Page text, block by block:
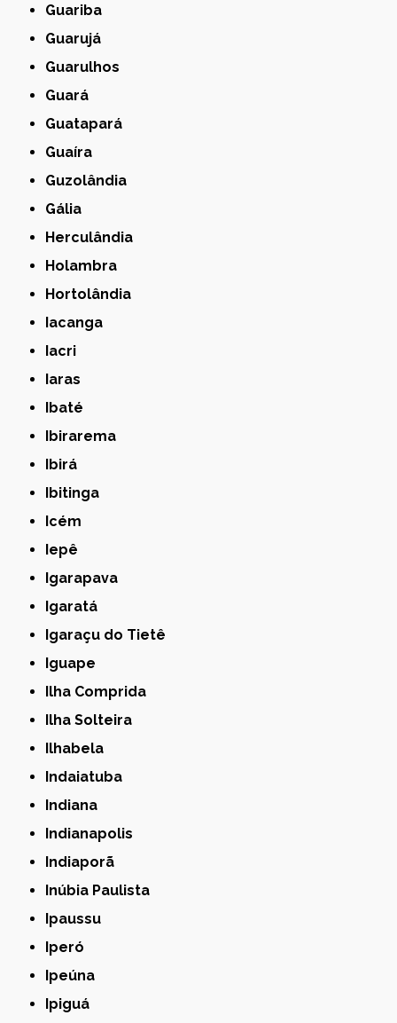
Guariba
Guarujá
Guarulhos
Guará
Guatapará
Guaíra
Guzolândia
Gália
Herculândia
Holambra
Hortolândia
Iacanga
Iacri
Iaras
Ibaté
Ibirarema
Ibirá
Ibitinga
Icém
Iepê
Igarapava
Igaratá
Igaraçu do Tietê
Iguape
Ilha Comprida
Ilha Solteira
Ilhabela
Indaiatuba
Indiana
Indianapolis
Indiaporã
Inúbia Paulista
Ipaussu
Iperó
Ipeúna
Ipiguá